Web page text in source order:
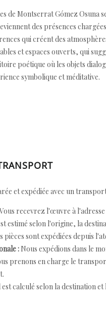
de Montserrat Gómez
des présences
qui créent des
et espaces ouverts, qui
poétique où les objets
symbolique et méditative.
et expédiée avec un
recevrez l'œuvre à
estimé selon l'origine, la
pièces sont expédiées depuis
: Nous expédions dans le
prenons en charge le
est calculé selon la destination